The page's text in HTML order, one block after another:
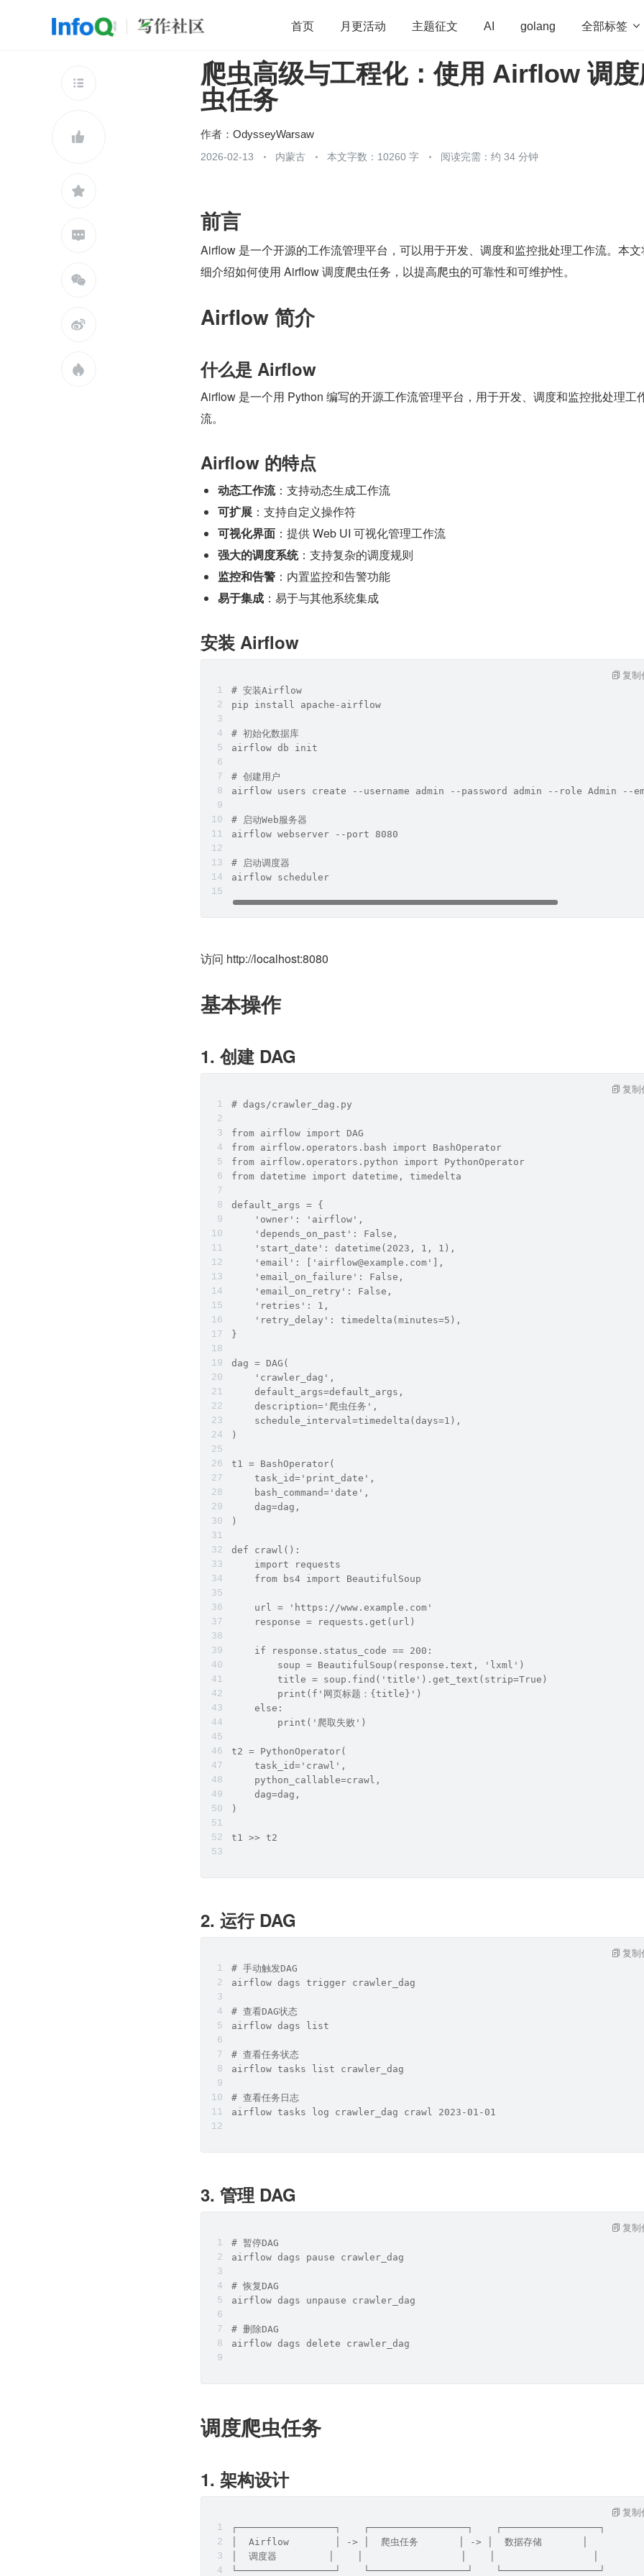
首页 月更活动 主题征文 AI golang 全部标签 
开源 架构 OpenHarmony 算法 学习方法 Web3.0 高
团队管理
查看更多







爬虫高级与工程化：使用 Airflow 调
虫任务
作者： OdysseyWarsaw
2026-02-13 内蒙古 本文字数：10260 字 阅读完需：约 34 分钟
前言
Airflow 是一个开源的工作流管理平台，可以用于开发、调度和监控批处理工作流。本
细介绍如何使用 Airflow 调度爬虫任务，以提高爬虫的可靠性和可维护性。
Airflow 简介
什么是 Airflow
Airflow 是一个用 Python 编写的开源工作流管理平台，用于开发、调度和监控批处理工
流。
Airflow 的特点
动态工作流：支持动态生成工作流
可扩展 ：支持自定义操作符
可视化界面 ：提供 Web UI 可视化管理工作流
强大的调度系统：支持复杂的调度规则
监控和告警 ：内置监控和告警功能
易于集成 ：易于与其他系统集成
安装 Airflow
# 安装Airflow
pip install apache-airflow
# 初始化数据库
airflow db init
# 创建用户
airflow users create --username admin --password admin --role Admin --
# 启动Web服务器
airflow webserver --port 8080
# 启动调度器
airflow scheduler
复制
访问 http://localhost:8080
基本操作
1. 创建 DAG
# dags/crawler_dag.py
from airflow import DAG
from airflow.operators.bash import BashOperator
from airflow.operators.python import PythonOperator
from datetime import datetime, timedelta
default_args = {
    'owner': 'airflow',
    'depends_on_past': False,
    'start_date': datetime(2023, 1, 1),
    'email': ['airflow@example.com'],
    'email_on_failure': False,
    'email_on_retry': False,
    'retries': 1,
    'retry_delay': timedelta(minutes=5),
}
dag = DAG(
    'crawler_dag',
    default_args=default_args,
    description='爬虫任务',
    schedule_interval=timedelta(days=1),
)
t1 = BashOperator(
    task_id='print_date',
    bash_command='date',
    dag=dag,
)
def crawl():
    import requests
    from bs4 import BeautifulSoup
    url = 'https://www.example.com'
    response = requests.get(url)
    if response.status_code == 200:
        soup = BeautifulSoup(response.text, 'lxml')
        title = soup.find('title').get_text(strip=True)
        print(f'网页标题：{title}')
    else:
        print('爬取失败')
t2 = PythonOperator(
    task_id='crawl',
    python_callable=crawl,
    dag=dag,
)
t1 >> t2
复制
2. 运行 DAG
# 手动触发DAG
airflow dags trigger crawler_dag
# 查看DAG状态
airflow dags list
# 查看任务状态
airflow tasks list crawler_dag
# 查看任务日志
airflow tasks log crawler_dag crawl 2023-01-01
复制
3. 管理 DAG
# 暂停DAG
airflow dags pause crawler_dag
# 恢复DAG
airflow dags unpause crawler_dag
# 删除DAG
airflow dags delete crawler_dag
复制
调度爬虫任务
1. 架构设计
┌─────────────────┐    ┌─────────────────┐    ┌─────────────────┐
│  Airflow        │ -> │  爬虫任务       │ -> │  数据存储       │
│  调度器         │    │                 │    │                 │
└─────────────────┘    └─────────────────┘    └─────────────────┘
复制